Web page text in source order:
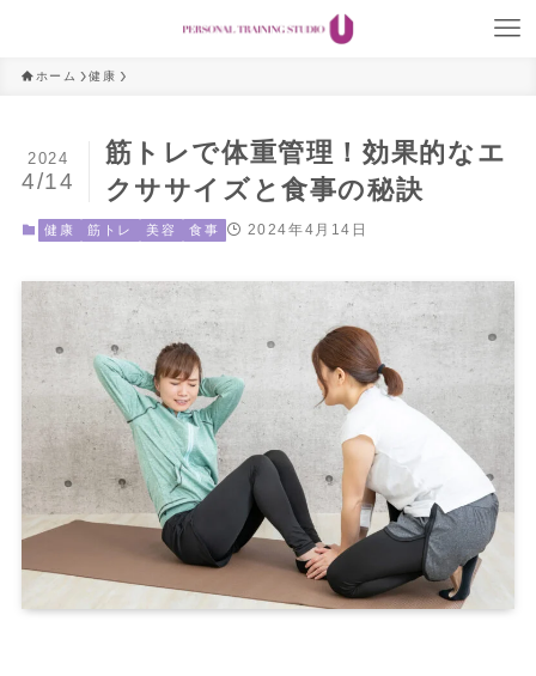
ホーム 健康
筋トレで体重管理！効果的なエ
クササイズと食事の秘訣
2024
4/14
健康 筋トレ 美容 食事 2024年4月14日